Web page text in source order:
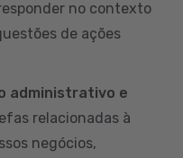
no contexto
de ações
administrativo e
relacionadas à
negócios,